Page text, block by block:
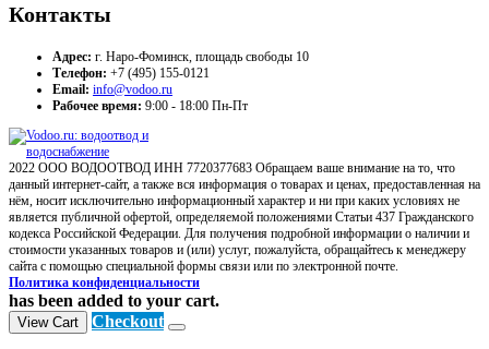
Контакты
Адрес: г. Наро-Фоминск, площадь свободы 10
Телефон: +7 (495) 155-0121
Email: info@vodoo.ru
Рабочее время: 9:00 - 18:00 Пн-Пт
2022 ООО ВОДООТВОД ИНН 7720377683 Обращаем ваше внимание на то, что
данный интернет-сайт, а также вся информация о товарах и ценах, предоставленная на
нём, носит исключительно информационный характер и ни при каких условиях не
является публичной офертой, определяемой положениями Статьи 437 Гражданского
кодекса Российской Федерации. Для получения подробной информации о наличии и
стоимости указанных товаров и (или) услуг, пожалуйста, обращайтесь к менеджеру
сайта с помощью специальной формы связи или по электронной почте.
Политика конфиденциальности
has been added to your cart.
View Cart Checkout